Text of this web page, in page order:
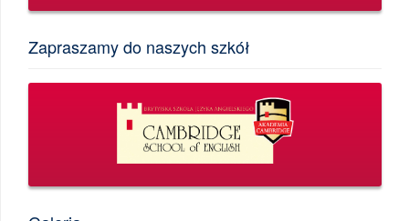
Zapraszamy do naszych szkół